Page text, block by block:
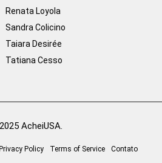
Renata Loyola
Sandra Colicino
Taiara Desirée
Tatiana Cesso
AcheiUSA.
Policy Terms of Service Contato